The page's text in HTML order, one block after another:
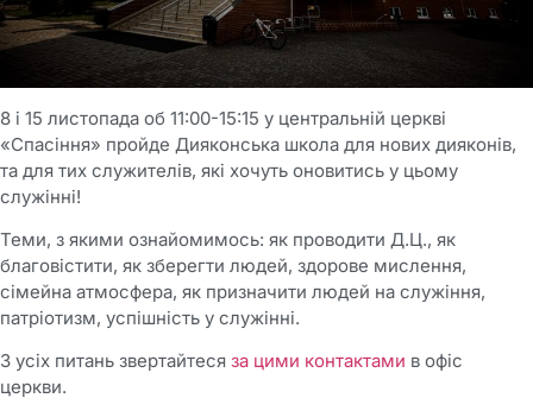
8 і 15 листопада об 11:00-15:15 у центральній церкві
«Спасіння» пройде Дияконська школа для нових дияконів,
та для тих служителів, які хочуть оновитись у цьому
служінні!
Теми, з якими ознайомимось: як проводити Д.Ц., як
благовістити, як зберегти людей, здорове мислення,
сімейна атмосфера, як призначити людей на служіння,
патріотизм, успішність у служінні.
З усіх питань звертайтеся за цими контактами в офіс
церкви.